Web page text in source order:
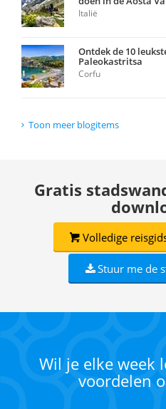
Italië
Ontdek de 10
Paleokastritsa
Corfu
Toon meer blogitems
Gratis
Volledige
Stuur me de
Wil je elke week
voordelen